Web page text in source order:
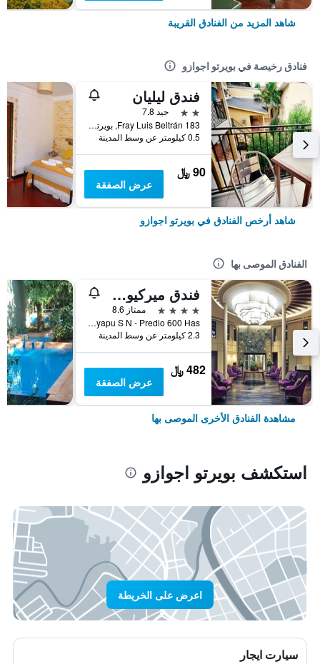
شاهد المزيد من الفنادق القريبة
فنادق رخيصة في بويرتو اجوازو
فندق ليليان
2 نجمتين
جيد 7.8
Fray Luis Beltrán 183, بويرتو اجوازو, محافظة ميسيونس, الأرجنتين
0.5 كيلومتر عن وسط المدينة
90 ﷼
عرض الصفقة
شاهد أرخص الفنادق في بويرتو اجوازو
الفنادق الموصى بها
فندق ميركيور اجوازو إيرو
4 نجوم
ممتاز 8.6
Selva Iryapu S N - Predio 600 Has, بويرتو اجوازو, محافظة ميسيونس, الأرجنتين
2.3 كيلومتر عن وسط المدينة
482 ﷼
عرض الصفقة
مشاهدة الفنادق الأخرى الموصى بها
استكشف بويرتو اجوازو
اعرض على الخريطة
سيارت ايجار